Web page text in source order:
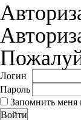
Логин
Пароль
Запомнить меня